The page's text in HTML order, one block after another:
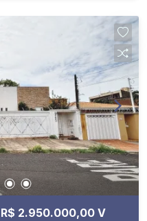
Sports
Walfänger,
Residence,
PJ Studio
Steak House
R$ 2.950.000,00 V